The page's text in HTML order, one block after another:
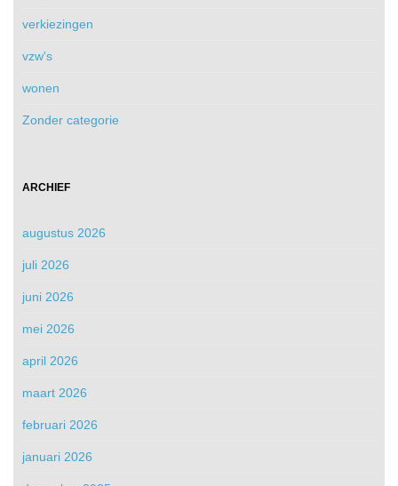
verkiezingen
vzw's
wonen
Zonder categorie
ARCHIEF
augustus 2026
juli 2026
juni 2026
mei 2026
april 2026
maart 2026
februari 2026
januari 2026